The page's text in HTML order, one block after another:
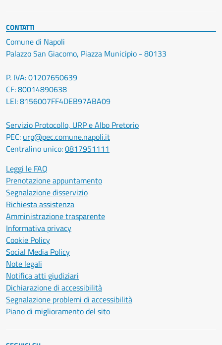
CONTATTI
Comune di Napoli
Palazzo San Giacomo, Piazza Municipio - 80133
P. IVA: 01207650639
CF: 80014890638
LEI: 8156007FF4DEB97ABA09
Servizio Protocollo, URP e Albo Pretorio
PEC: urp@pec.comune.napoli.it
Centralino unico:0817951111
Leggi le FAQ
Prenotazione appuntamento
Segnalazione disservizio
Richiesta assistenza
Amministrazione trasparente
Informativa privacy
Cookie Policy
Social Media Policy
Note legali
Notifica atti giudiziari
Dichiarazione di accessibilità
Segnalazione problemi di accessibilità
Piano di miglioramento del sito